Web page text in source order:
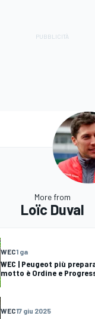
More from
Loïc Duval
WEC1 ga
WEC | Peugeot più
motto è Ordine e
WEC17 giu 2025